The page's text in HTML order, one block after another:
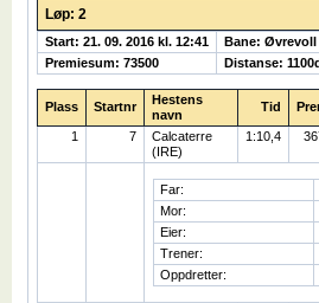
Løp: 2
Start: 21. 09. 2016 kl. 12:41 Bane:
Premiesum: 73500
Distanse:
Plass Startnr
Hestens
navn
Tid
1 7
Calcaterre
(IRE)
1:10,4
Far:
Mor:
Eier:
Trener:
Oppdretter: